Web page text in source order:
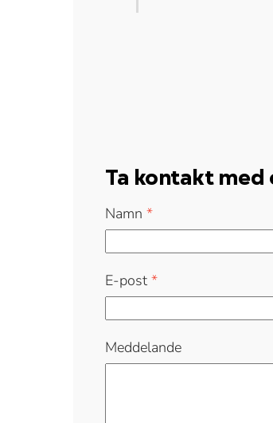
Ta kontakt med
Namn*
E-post*
Meddelande